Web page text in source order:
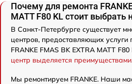
Почему для ремонта
MATT F80 KL стоит выбрать
В Санкт-Петербурге существует
центров, предоставляющих услуги
FRANKE FMAS BK EXTRA MATT
центр выделяется преимуществами
Мы ремонтируем FRANKE. Наши